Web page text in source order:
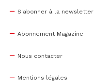
S'abonner à la newsletter
Abonnement Magazine
Nous contacter
Mentions légales